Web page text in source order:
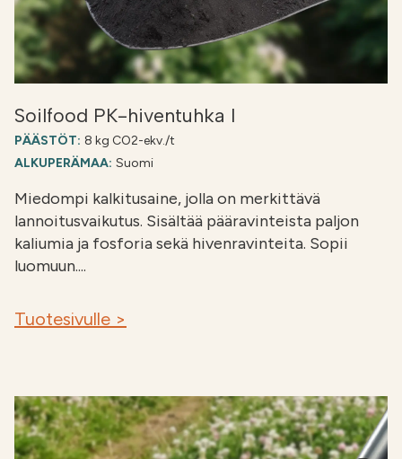
Soilfood PK-hiventuhka I
PÄÄSTÖT: 8 kg CO2-ekv./t
ALKUPERÄMAA: Suomi
Miedompi kalkitusaine, jolla on merkittävä
lannoitusvaikutus. Sisältää pääravinteista paljon
kaliumia ja fosforia sekä hivenravinteita. Sopii
luomuun....
Tuotesivulle >